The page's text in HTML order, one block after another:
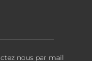
nous par mail